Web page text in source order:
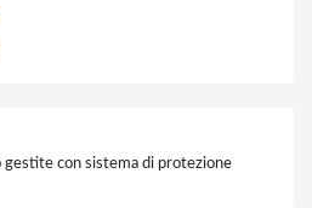
gestite con sistema di protezione